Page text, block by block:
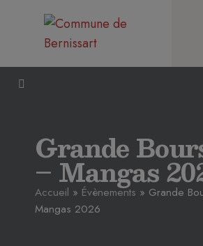
Grande
– Mangas
Accueil » Évènements » Grande
Mangas 2026